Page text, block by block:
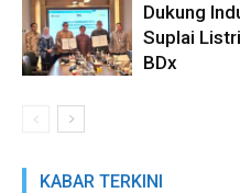
Dukung
Suplai
BDx
KABAR TERKINI